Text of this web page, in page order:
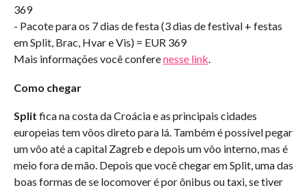
369
- Pacote para os 7 dias de festa (3 dias de festival + festas
em Split, Brac, Hvar e Vis) = EUR 369
Mais informações você conferenesse link.
Como chegar
Split fica na costa da Croácia e as principais cidades
europeias tem vôos direto para lá. Também é possível pegar
um vôo até a capital Zagreb e depois um vôo interno, mas é
meio fora de mão. Depois que você chegar em Split, uma das
boas formas de se locomover é por ônibus ou taxi, se tiver